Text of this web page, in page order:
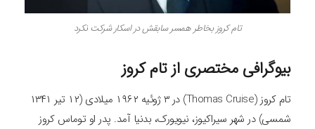
تام کروز بخاطر همسر سابقش در اسکار شرکت نکرد
بیوگرافی مختصری از تام کروز
تام کروز (Thomas Cruise) در ۳ ژوئیه ۱۹۶۲ میلادی (۱۲ تیر ۱۳۴۱
شمسی) در شهر سیراکیوز، نیویورک، بدنیا آمد. پدر او توماس کروز